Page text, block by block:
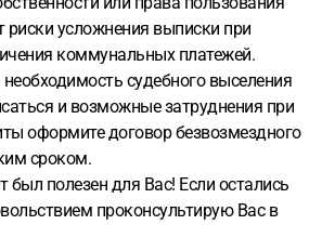
риски усложнения выписки при
коммунальных платежей.
судебного выселения
и возможные затруднения при
оформите договор безвозмездного
сроком.
был полезен для Вас! Если остались
проконсультирую Вас в